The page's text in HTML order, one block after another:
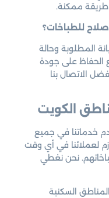
طريقة ممكنة.
للطباخات؟
المطلوبة وحالة
الحفاظ على جودة
الاتصال بنا
الكويت
خدماتنا في جميع
لعملائنا في أي وقت
نحن نغطي
السكنية